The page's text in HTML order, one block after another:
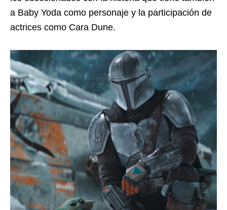
a Baby Yoda como personaje y la participación de
actrices como Cara Dune.